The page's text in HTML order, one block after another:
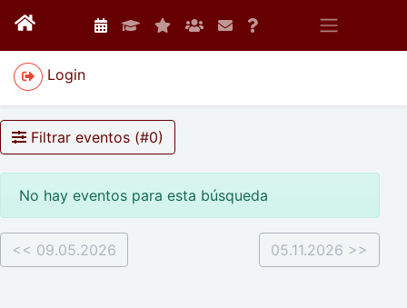
Login
Filtrar eventos (#0)
No hay eventos para esta búsqueda
<< 09.05.2026 05.11.2026 >>